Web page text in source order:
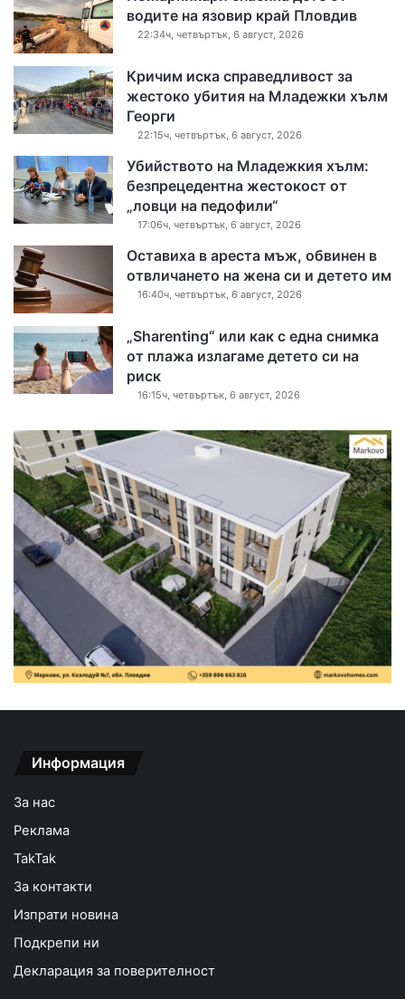
водите на язовир край Пловдив
22:34ч, четвъртък, 6 август, 2026
Кричим иска справедливост за
жестоко убития на Младежки хълм
Георги
22:15ч, четвъртък, 6 август, 2026
Убийството на Младежкия хълм:
безпрецедентна жестокост от
„ловци на педофили“
17:06ч, четвъртък, 6 август, 2026
Оставиха в ареста мъж, обвинен в
отвличането на жена си и детето им
16:40ч, четвъртък, 6 август, 2026
„Sharenting“ или как с една снимка
от плажа излагаме детето си на
риск
16:15ч, четвъртък, 6 август, 2026
Информация
За нас
Реклама
TakTak
За контакти
Изпрати новина
Подкрепи ни
Декларация за поверителност